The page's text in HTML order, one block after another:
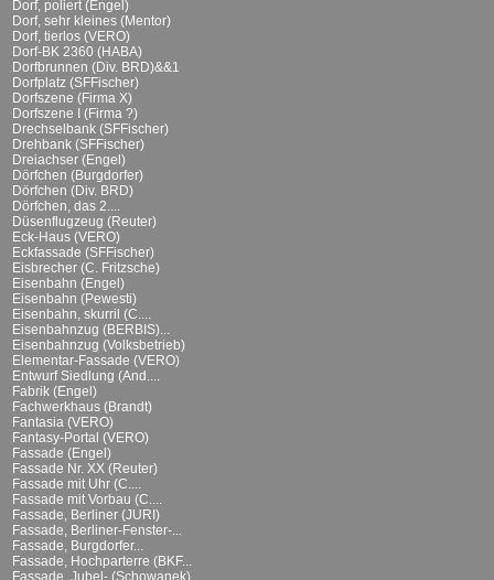
Dorf, poliert (Engel)
Dorf, sehr kleines (Mentor)
Dorf, tierlos (VERO)
Dorf-BK 2360 (HABA)
Dorfbrunnen (Div. BRD)&&1
Dorfplatz (SFFischer)
Dorfszene (Firma X)
Dorfszene I (Firma ?)
Drechselbank (SFFischer)
Drehbank (SFFischer)
Dreiachser (Engel)
Dörfchen (Burgdorfer)
Dörfchen (Div. BRD)
Dörfchen, das 2....
Düsenflugzeug (Reuter)
Eck-Haus (VERO)
Eckfassade (SFFischer)
Eisbrecher (C. Fritzsche)
Eisenbahn (Engel)
Eisenbahn (Pewesti)
Eisenbahn, skurril (C....
Eisenbahnzug (BERBIS)...
Eisenbahnzug (Volksbetrieb)
Elementar-Fassade (VERO)
Entwurf Siedlung (And....
Fabrik (Engel)
Fachwerkhaus (Brandt)
Fantasia (VERO)
Fantasy-Portal (VERO)
Fassade (Engel)
Fassade Nr. XX (Reuter)
Fassade mit Uhr (C....
Fassade mit Vorbau (C....
Fassade, Berliner (JURI)
Fassade, Berliner-Fenster-...
Fassade, Burgdorfer...
Fassade, Hochparterre (BKF...
Fassade, Jubel- (Schowanek)